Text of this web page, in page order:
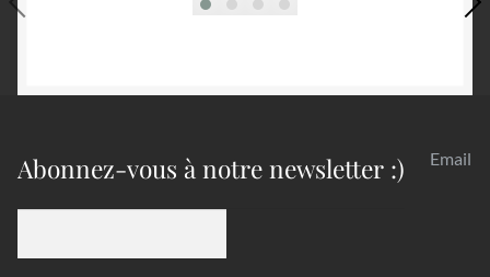
Abonnez-vous à notre newsletter :) Email